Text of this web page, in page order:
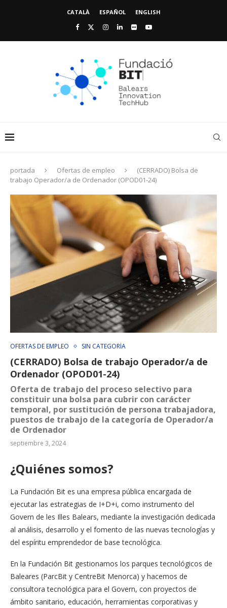
CATALÀ ESPAÑOL ENGLISH
portada Ofertas de empleo
(CERRADO) Bolsa de
trabajo Operador/a de Ordenador (OPOD01-24)
OFERTAS DE EMPLEO SIN CATEGORÍA
(CERRADO) Bolsa de trabajo Operador/a de
Ordenador (OPOD01-24)
Oferta de trabajo del proceso selectivo para
constituir una bolsa para cubrir con carácter
temporal, por sustitución de persona trabajadora,
puestos de trabajo de la categoría de Operador/a
de Ordenador
septiembre 3, 2024
¿Quiénes somos?
La Fundación Bit es una empresa pública encargada de
ejecutar las estrategias de I+D+i, como instrumento del
Govern de les Illes Balears, mediante la investigación dedicada
al análisis, desarrollo y el fomento de las nuevas tecnologías y
del espíritu emprendedor de base tecnológica.
En la Fundación Bit gestionamos los parques tecnológicos de
Baleares (ParcBit y CentreBit Menorca) y hacemos de
consultora tecnológica para el Govern, con proyectos de
ámbito sanitario, educación, herramientas corporativas y